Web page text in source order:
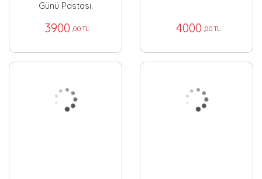
Günü Pastası.
3900 ,00 TL 4000 ,00 TL